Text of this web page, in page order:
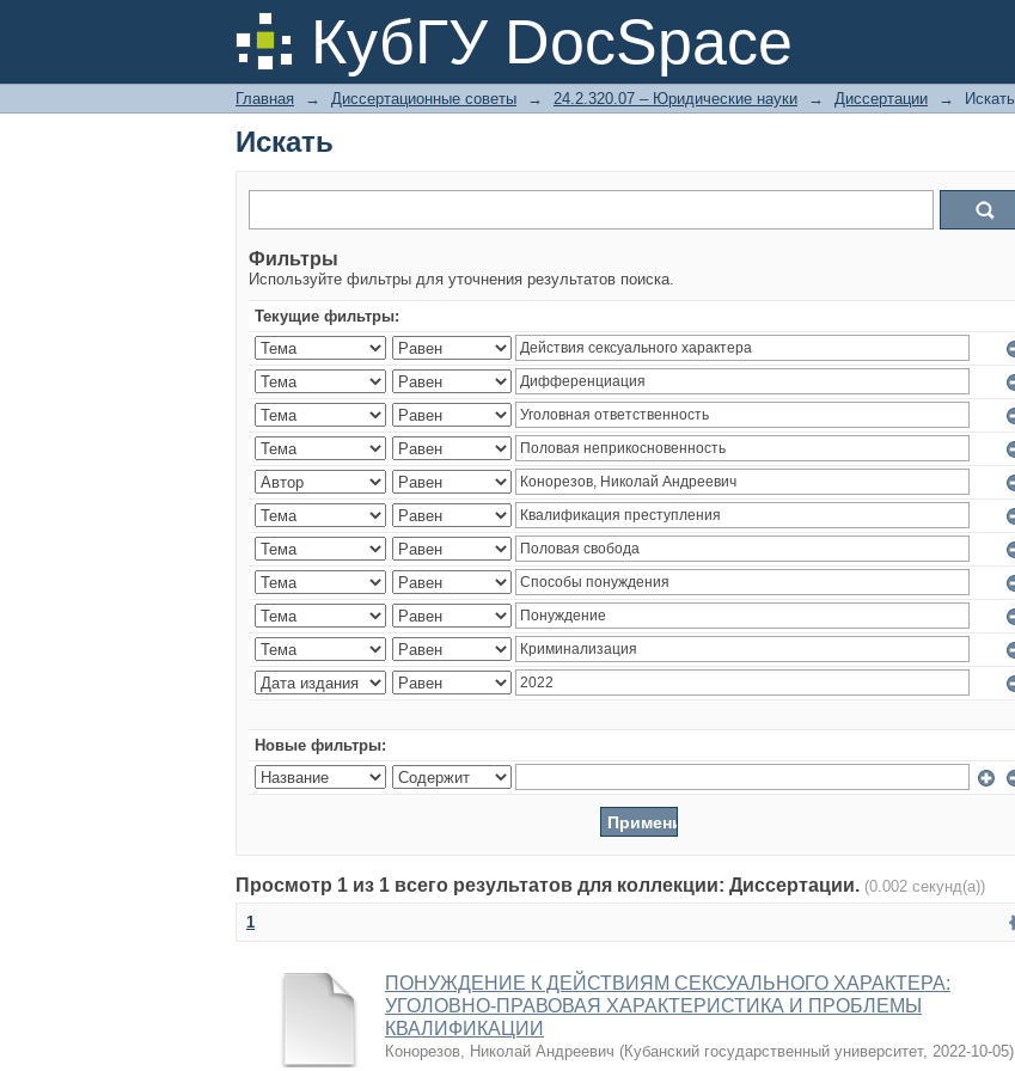
КубГУ DocSpace
Искать
Главная → Диссертационные советы → 24.2.320.07 – Юридические науки → Диссертации → Искать
Искать
Фильтры
Используйте фильтры для уточнения результатов поиска.
Текущие фильтры:
Новые фильтры:
Просмотр 1 из 1 всего результатов для коллекции: Диссертации. (0.002 секунд(а))
1
ПОНУЖДЕНИЕ К ДЕЙСТВИЯМ СЕКСУАЛЬНОГО ХАРАКТЕРА:
УГОЛОВНО-ПРАВОВАЯ ХАРАКТЕРИСТИКА И ПРОБЛЕМЫ
КВАЛИФИКАЦИИ
Конорезов, Николай Андреевич (Кубанский государственный университет, 2022-10-05)